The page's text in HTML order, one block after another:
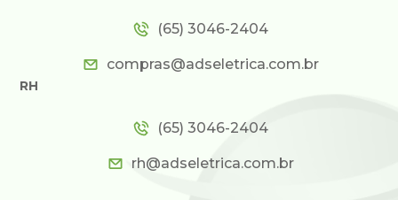
(65) 3046-2404
compras@adseletrica.com.br
RH
(65) 3046-2404
rh@adseletrica.com.br